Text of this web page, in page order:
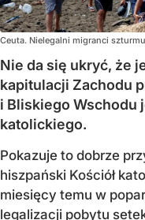
Ceuta. Nielegalni migranci
Nie da się ukryć, że
kapitulacji Zachodu
i Bliskiego Wschodu
katolickiego.
Pokazuje to dobrze
hiszpański Kościół
miesięcy temu w
legalizacji pobytu